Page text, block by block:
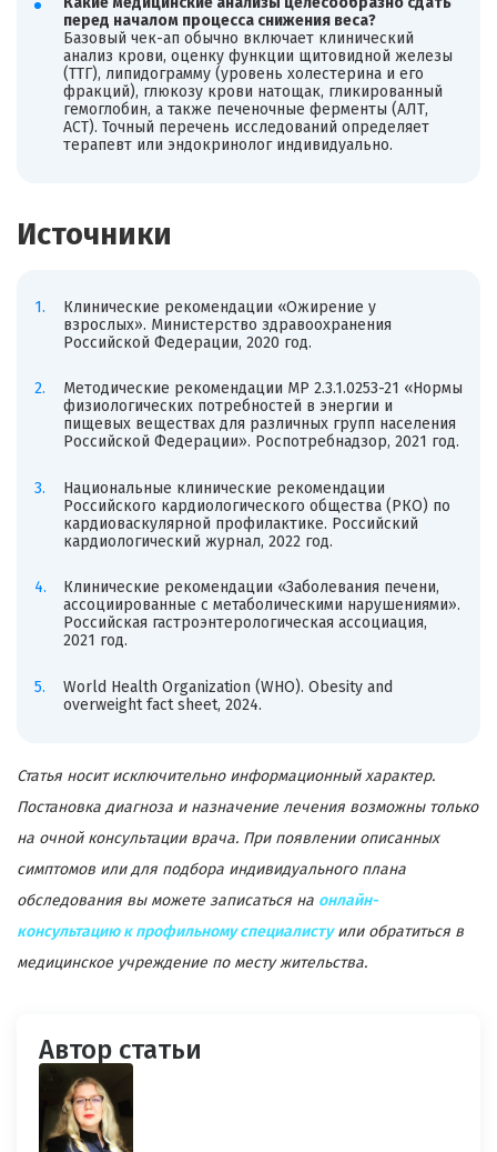
перед началом процесса снижения веса?
Базовый чек-ап обычно включает клинический
анализ крови, оценку функции щитовидной железы
(ТТГ), липидограмму (уровень холестерина и его
фракций), глюкозу крови натощак, гликированный
гемоглобин, а также печеночные ферменты (АЛТ,
АСТ). Точный перечень исследований определяет
терапевт или эндокринолог индивидуально.
Источники
Клинические рекомендации «Ожирение у
взрослых». Министерство здравоохранения
Российской Федерации, 2020 год.
Методические рекомендации МР 2.3.1.0253-21 «Нормы
физиологических потребностей в энергии и
пищевых веществах для различных групп населения
Российской Федерации». Роспотребнадзор, 2021 год.
Национальные клинические рекомендации
Российского кардиологического общества (РКО) по
кардиоваскулярной профилактике. Российский
кардиологический журнал, 2022 год.
Клинические рекомендации «Заболевания печени,
ассоциированные с метаболическими нарушениями».
Российская гастроэнтерологическая ассоциация,
2021 год.
World Health Organization (WHO). Obesity and
overweight fact sheet, 2024.
Статья носит исключительно информационный характер.
Постановка диагноза и назначение лечения возможны только
на очной консультации врача. При появлении описанных
симптомов или для подбора индивидуального плана
обследования вы можете записаться на онлайн-
консультацию к профильному специалистуили обратиться в
медицинское учреждение по месту жительства.
Автор статьи